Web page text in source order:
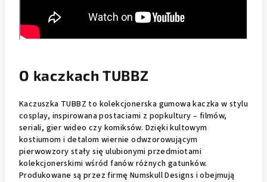
O kaczkach TUBBZ
Kaczuszka TUBBZ to kolekcjonerska gumowa kaczka w stylu
cosplay, inspirowana postaciami z popkultury – filmów,
seriali, gier wideo czy komiksów. Dzięki kultowym
kostiumom i detalom wiernie odwzorowującym
pierwowzory stały się ulubionymi przedmiotami
kolekcjonerskimi wśród fanów różnych gatunków.
Produkowane są przez firmę Numskull Designs i obejmują